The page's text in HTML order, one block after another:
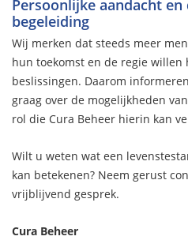
Persoonlijke aandacht en
begeleiding
Wij merken dat steeds meer
hun toekomst en de regie willen
beslissingen. Daarom
graag over de mogelijkheden
rol die Cura Beheer hierin kan
Wilt u weten wat een
kan betekenen? Neem gerust
vrijblijvend gesprek.
Cura Beheer